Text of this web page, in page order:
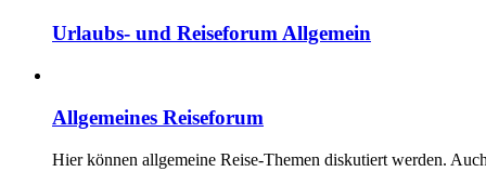
Urlaubs- und Reiseforum Allgemein
Allgemeines Reiseforum
Hier können allgemeine Reise-Themen diskutiert werden.